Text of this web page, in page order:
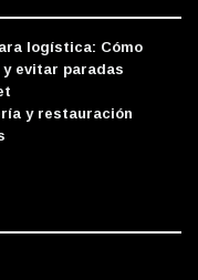
logística: Cómo
evitar paradas
y restauración